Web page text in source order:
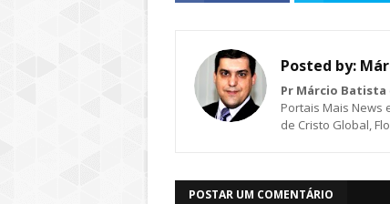
Posted by:
Pr Márcio Batista
Portais Mais News
de Cristo Global,
POSTAR UM COMENTÁRIO